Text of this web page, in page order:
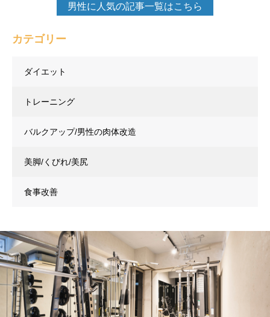
男性に人気の記事一覧はこちら
カテゴリー
ダイエット
トレーニング
バルクアップ/男性の肉体改造
美脚/くびれ/美尻
食事改善